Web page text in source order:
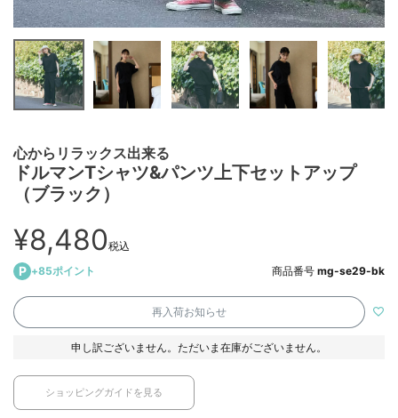
心からリラックス出来る
ドルマンTシャツ&パンツ上下セットアップ
（ブラック）
¥8,480税込
+85ポイント 商品番号 mg-se29-bk
再入荷お知らせ
申し訳ございません。ただいま在庫がございません。
ショッピングガイドを見る